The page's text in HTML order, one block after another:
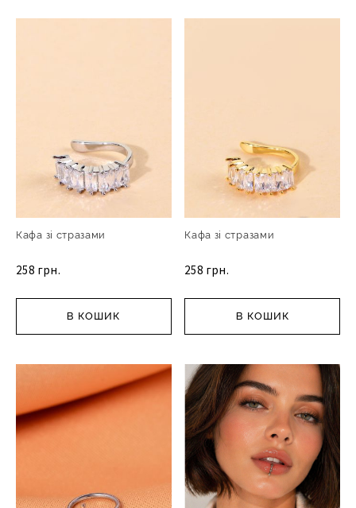
Кафа зі стразами
258 грн.
В КОШИК
Кафа зі стразами
258 грн.
В КОШИК